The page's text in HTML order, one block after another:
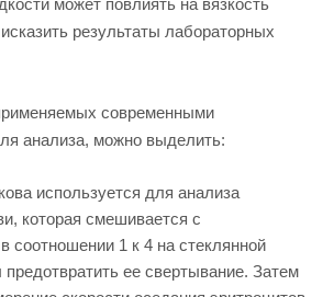
может повлиять на вязкость
результаты лабораторных
современными
анализа, можно выделить:
используется для анализа
которая смешивается с
соотношении 1 к 4 на стеклянной
предотвратить ее свертывание. Затем